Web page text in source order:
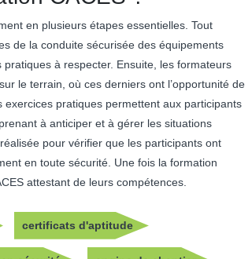
en plusieurs étapes essentielles. Tout
de la conduite sécurisée des équipements
à respecter. Ensuite, les formateurs
le terrain, où ces derniers ont l’opportunité de
pratiques permettent aux participants
à anticiper et à gérer les situations
pour vérifier que les participants ont
en toute sécurité. Une fois la formation
attestant de leurs compétences.
certificats d'aptitude